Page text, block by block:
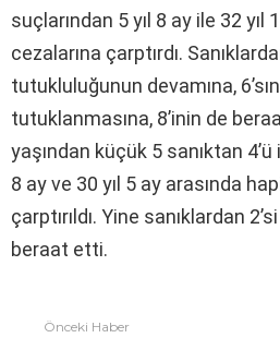
suçlarından 5 yıl 8 ay ile 32 yıl
cezalarına çarptırdı.
tutukluluğunun devamına,
tutuklanmasına, 8’inin de
yaşından küçük 5 sanıktan
8 ay ve 30 yıl 5 ay arasında
çarptırıldı. Yine sanıklardan
beraat etti.
Fazlasına
Önceki Haber